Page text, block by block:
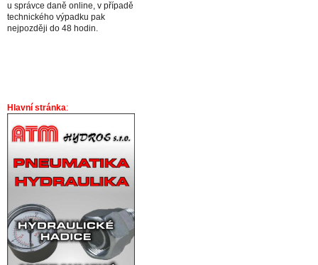
u správce daně online, v případě
technického výpadku pak
nejpozději do 48 hodin.
Hlavní stránka: